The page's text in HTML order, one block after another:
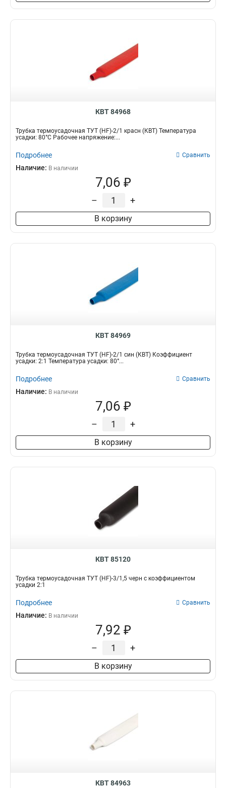
КВТ 84968
Трубка термоусадочная ТУТ (HF)-2/1 красн (КВТ) Температура
усадки: 80°С Рабочее напряжение:...
Подробнее Сравнить
Наличие: В наличии
7,06 ₽
– +
В корзину
КВТ 84969
Трубка термоусадочная ТУТ (HF)-2/1 син (КВТ) Коэффициент
усадки: 2:1 Температура усадки: 80°...
Подробнее Сравнить
Наличие: В наличии
7,06 ₽
– +
В корзину
КВТ 85120
Трубка термоусадочная ТУТ (HF)-3/1,5 черн с коэффициентом
усадки 2:1
Подробнее Сравнить
Наличие: В наличии
7,92 ₽
– +
В корзину
КВТ 84963